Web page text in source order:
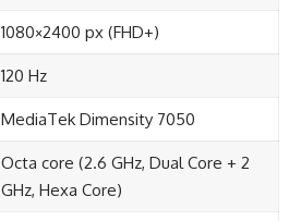
1080×2400 px (FHD+)
120 Hz
MediaTek Dimensity 7050
Octa core (2.6 GHz, Dual Core + 2
GHz, Hexa Core)